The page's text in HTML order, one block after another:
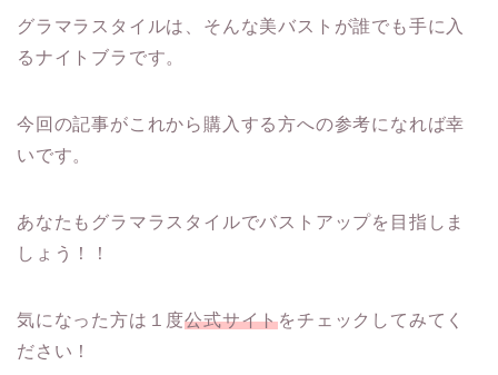
グラマラスタイルは、そんな美バストが誰でも手に入
るナイトブラです。
今回の記事がこれから購入する方への参考になれば幸
いです。
あなたもグラマラスタイルでバストアップを目指しま
しょう！！
気になった方は１度公式サイトをチェックしてみてく
ださい！